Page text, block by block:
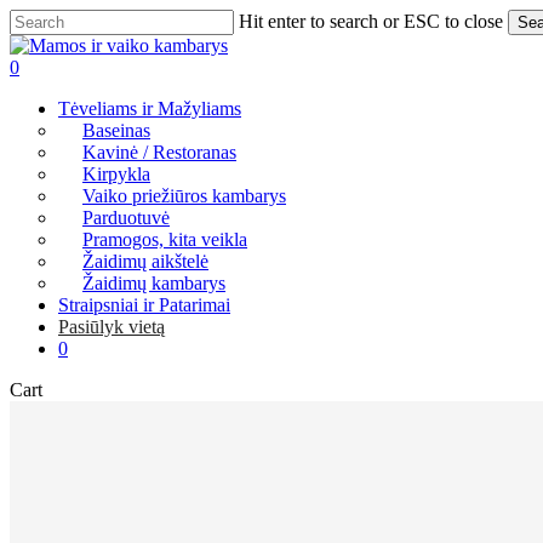
Skip
to
main
Hit enter to search or ESC to close
Close
Search
0
Tėveliams ir Mažyliams
Baseinas
Kavinė / Restoranas
Kirpykla
Vaiko priežiūros kambarys
Parduotuvė
Pramogos, kita veikla
Žaidimų aikštelė
Žaidimų kambarys
Straipsniai ir Patarimai
Pasiūlyk vietą
0
CartClose